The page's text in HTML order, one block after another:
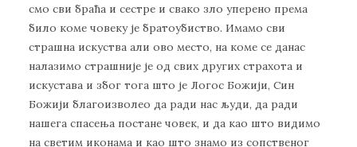
смо сви браћа и сестре и свако зло уперено према
било коме човеку је братоубиство. Имамо сви
страшна искуства али ово место, на коме се данас
налазимо страшније је од свих других страхота и
искустава и због тога што је Логос Божији, Син
Божији благоизволео да ради нас људи, да ради
нашега спасења постане човек, и да као што видимо
на светим иконама и као што знамо из сопственог